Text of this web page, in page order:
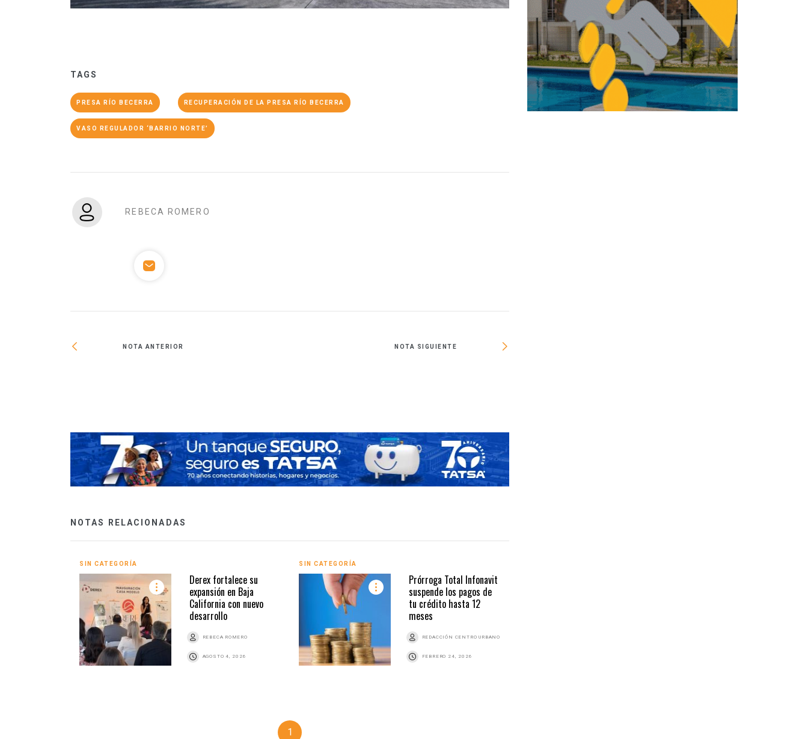
TAGS
PRESA RÍO BECERRA RECUPERACIÓN DE LA PRESA RÍO BECERRA
VASO REGULADOR ‘BARRIO NORTE’
REBECA ROMERO
NOTA ANTERIOR NOTA SIGUIENTE
NOTAS RELACIONADAS
SIN CATEGORÍA
Derex fortalece su
expansión en Baja
California con nuevo
desarrollo
REBECA ROMERO
AGOSTO 4, 2026
SIN CATEGORÍA
Prórroga Total Infonavit
suspende los pagos de
tu crédito hasta 12
meses
REDACCIÓN CENTRO URBANO
FEBRERO 24, 2026
1